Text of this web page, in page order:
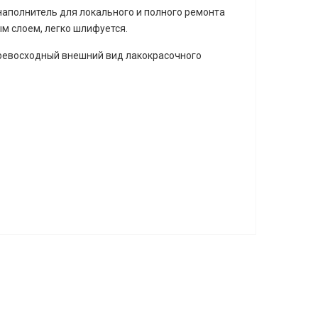
для локального и полного ремонта
слоем, легко шлифуется.
внешний вид лакокрасочного